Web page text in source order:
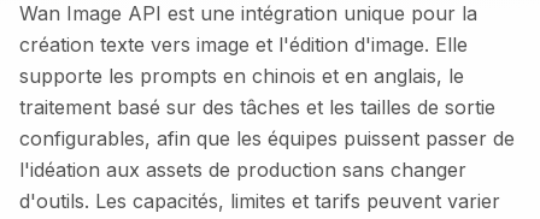
Wan Image API est une intégration unique pour la
création texte vers image et l'édition d'image. Elle
supporte les prompts en chinois et en anglais, le
traitement basé sur des tâches et les tailles de sortie
configurables, afin que les équipes puissent passer de
l'idéation aux assets de production sans changer
d'outils. Les capacités, limites et tarifs peuvent varier